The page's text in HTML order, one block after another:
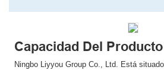
Capacidad Del Producto
Ningbo Liyyou Group Co., Ltd. Está